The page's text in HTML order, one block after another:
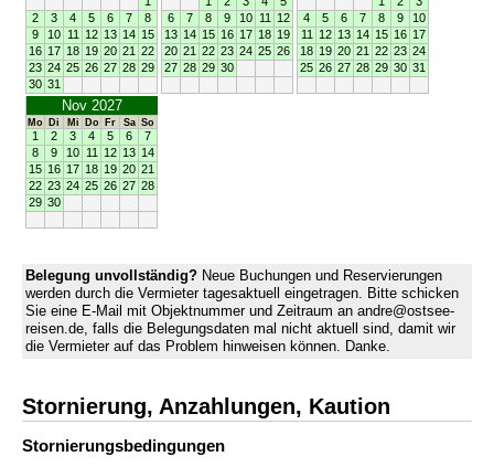
2
3 4 5 6 7
8
9
10 11 12 13 14 15
16 17 18 19 20 21 22
23 24 25 26 27 28 29
30 31
6
7 8 9 10 11
12
13 14 15 16 17 18 19
20 21 22 23 24 25 26
27 28 29 30
4
5 6 7 8 9
10
11
12 13 14 15 16 17
18 19 20 21 22 23 24
25 26 27 28 29 30 31
Nov 2027
Mo Di Mi Do Fr Sa So
1 2 3 4 5 6
7
8
9 10 11 12 13 14
15 16 17 18 19 20 21
22 23 24 25 26 27 28
29 30
Belegung unvollständig? Neue Buchungen und Reservierungen
werden durch die Vermieter tagesaktuell eingetragen. Bitte schicken
Sie eine E-Mail mit Objektnummer und Zeitraum an andre@ostsee-
reisen.de, falls die Belegungsdaten mal nicht aktuell sind, damit wir
die Vermieter auf das Problem hinweisen können. Danke.
Stornierung, Anzahlungen, Kaution
Stornierungs­bedingungen